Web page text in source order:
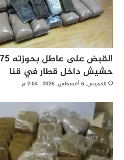
حشيش داخل قطار في قنا
الخميس, 6 أغسطس, 2026 , 2:04 م